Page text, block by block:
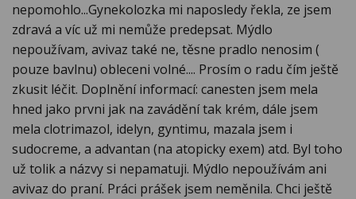
nepomohlo...Gynekolozka mi naposledy řekla, ze jsem
zdravá a víc už mi nemůže predepsat. Mýdlo
nepoužívam, avivaz také ne, těsne pradlo nenosim (
pouze bavlnu) obleceni volné.... Prosím o radu čím ještě
zkusit léčit. Doplnění informací: canesten jsem mela
hned jako prvni jak na zavádění tak krém, dále jsem
mela clotrimazol, idelyn, gyntimu, mazala jsem i
sudocreme, a advantan (na atopicky exem) atd. Byl toho
už tolik a názvy si nepamatuji. Mýdlo nepoužívám ani
avivaz do praní. Práci prášek jsem neměnila. Chci ještě